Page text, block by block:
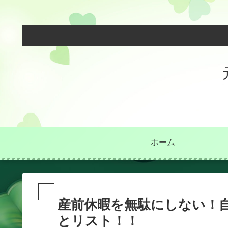
ホーム
産前休暇を無駄にしない
とリスト！！